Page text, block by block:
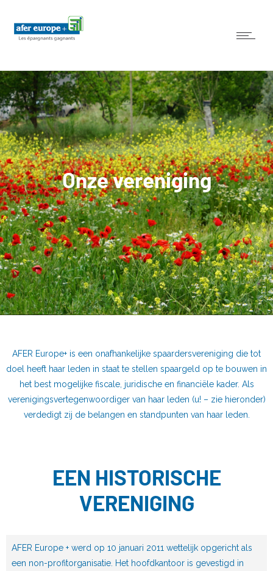
Onze vereniging
AFER Europe+ is een onafhankelijke spaardersvereniging die tot
doel heeft haar leden in staat te stellen spaargeld op te bouwen in
het best mogelijke fiscale, juridische en financiële kader. Als
verenigingsvertegenwoordiger van haar leden (u! – zie hieronder)
verdedigt zij de belangen en standpunten van haar leden.
EEN HISTORISCHE
VERENIGING
AFER Europe + werd op 10 januari 2011 wettelijk opgericht als
een non-profitorganisatie. Het hoofdkantoor is gevestigd in